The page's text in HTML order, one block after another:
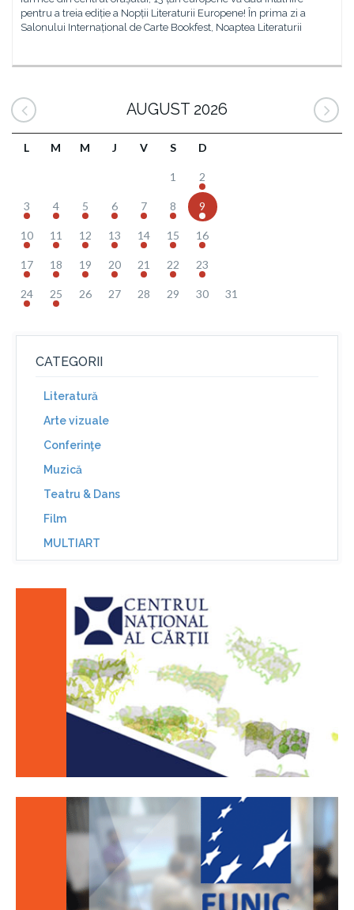
pentru a treia ediție a Nopții Literaturii Europene! În prima zi a
Salonului Internațional de Carte Bookfest, Noaptea Literaturii
AUGUST 2026
L M M J V S D
1 2
3 4 5 6 7 8 9
10 11 12 13 14 15 16
17 18 19 20 21 22 23
24 25 26 27 28 29 30 31
CATEGORII
Literatură
Arte vizuale
Conferinţe
Muzică
Teatru & Dans
Film
MULTIART